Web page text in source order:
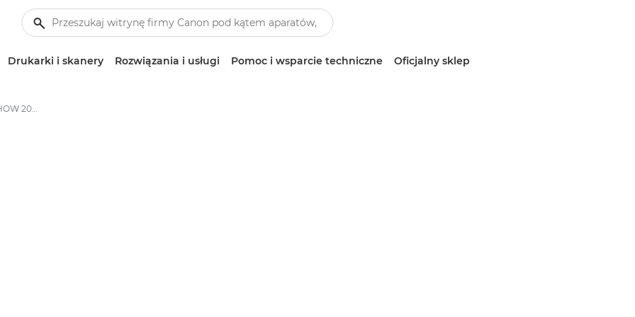
Drukarki i skanery Rozwiązania i usługi Pomoc i wsparcie techniczne Oficjalny sklep
FOTO-VIDEO ROADSHOW 2026